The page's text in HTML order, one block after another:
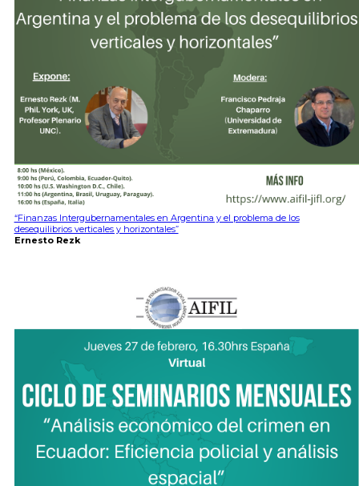
“Finanzas Intergubernamentales en Argentina y el problema de los
desequilibrios verticales y horizontales”
Ernesto Rezk